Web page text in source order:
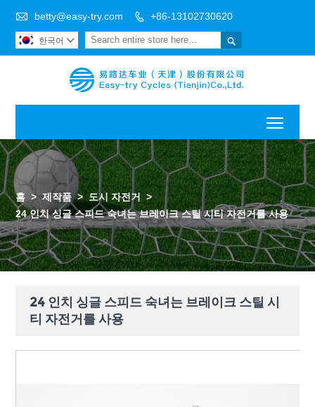
 betty@easy-try.com  +86-13102730620

한국어 
홈 > 제작품 > 도시 자전거
>
24 인치 싱글 스피드 숙녀는 브레이크 스틸 시티 자전거를 사용
24 인치 싱글 스피드 숙녀는 브레이크 스틸 시
티 자전거를 사용